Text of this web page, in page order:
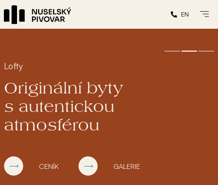
EN
Lofty
Originální byty
s autentickou
atmosférou
CENÍK GALERIE